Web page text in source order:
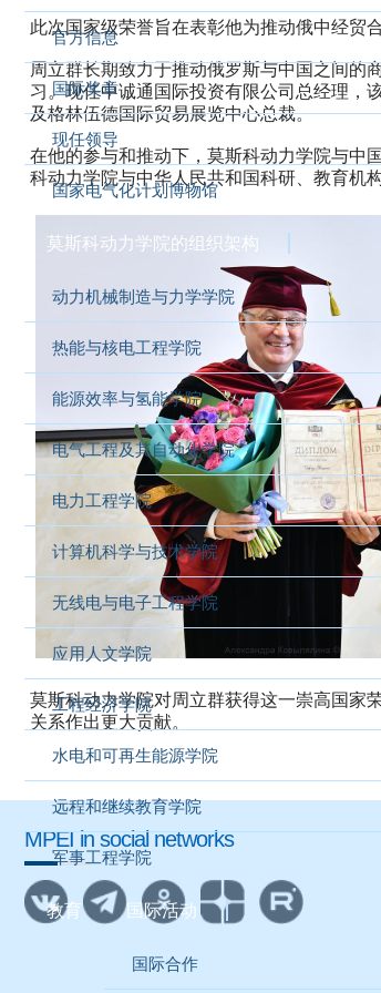
官方信息
国际奖章
现任领导
国家电气化计划博物馆
莫斯科动力学院的组织架构
动力机械制造与力学学院
热能与核电工程学院
能源效率与氢能学院
电气工程及其自动化学院
电力工程学院
计算机科学与技术学院
无线电与电子工程学院
应用人文学院
工程经济学院
水电和可再生能源学院
远程和继续教育学院
军事工程学院
教育 国际活动
国际合作
此次国家级荣誉旨在表彰他为推动俄中经贸
周立群长期致力于推动俄罗斯与中国之间的
习。现任中诚通国际投资有限公司总经理，
及格林伍德国际贸易展览中心总裁。
在他的参与和推动下，莫斯科动力学院与中
科动力学院与中华人民共和国科研、教育机
莫斯科动力学院对周立群获得这一崇高国家
关系作出更大贡献。
MPEI in social networks